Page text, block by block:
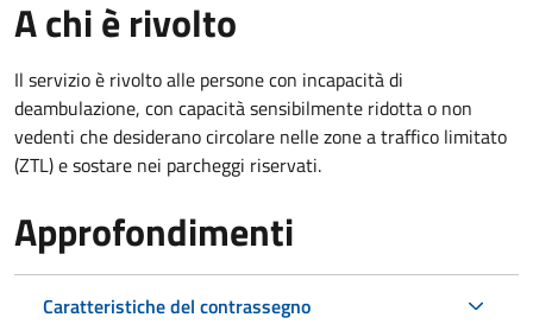
A chi è rivolto
Il servizio è rivolto alle persone con incapacità di
deambulazione, con capacità sensibilmente ridotta o non
vedenti che desiderano circolare nelle zone a traffico limitato
(ZTL) e sostare nei parcheggi riservati.
Approfondimenti
Caratteristiche del contrassegno